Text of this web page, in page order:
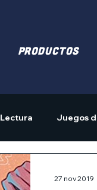
PRODUCTOS
Lectura Juegos
27 nov 2019